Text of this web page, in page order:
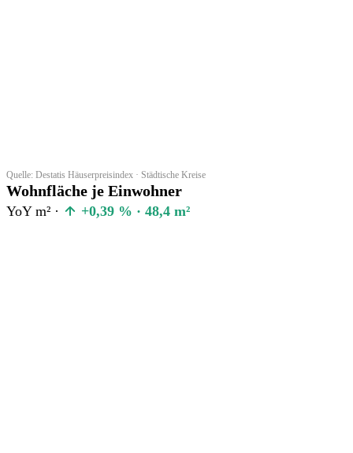
Quelle: Destatis Häuserpreisindex · Städtische Kreise
Wohnfläche je Einwohner
YoY m² · +0,39 % · 48,4 m²